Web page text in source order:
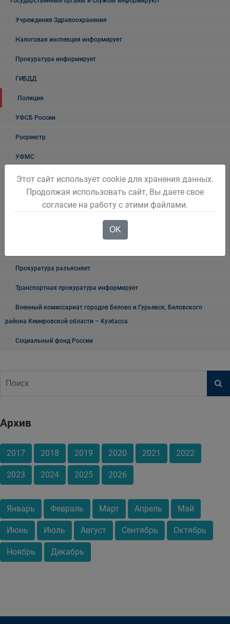
Учреждения Здравоохранения
Налоговая инспекция информирует
Прокуратура информирует
ГИБДД
Полиция
УФСБ России
Росреестр
УФМС
Государственное казенное учреждение «Кадровый центр Кузбасса»
Территориальный Центр занятости населения города Белово
О проведении публичных мероприятий
Прокуратура разъясняет
Транспортная прокуратура информирует
Военный комиссариат городов Белово и Гурьевск, Беловского
района Кемеровской области – Кузбасса
Социальный фонд России
Архив
2017 2018 2019 2020 2021 2022
2023 2024 2025 2026
Январь Февраль Март Апрель Май
Июнь Июль Август Сентябрь Октябрь
Ноябрь Декабрь
Этот сайт использует cookie для хранения данных.
Продолжая использовать сайт, Вы даете свое
согласие на работу с этими файлами.
OK